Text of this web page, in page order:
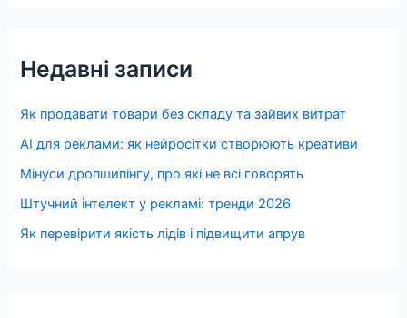
Недавні записи
Як продавати товари без складу та зайвих витрат
AI для реклами: як нейросітки створюють креативи
Мінуси дропшипінгу, про які не всі говорять
Штучний інтелект у рекламі: тренди 2026
Як перевірити якість лідів і підвищити апрув